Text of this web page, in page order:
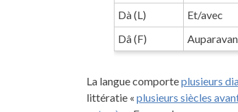
Dà (L)
Et/avec
Dâ (F)
La langue comporteplusieurs
littératie « plusieurs siècles